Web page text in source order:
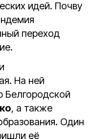
идей. Почву
переход
На ней
Белгородской
, а также
Один
её